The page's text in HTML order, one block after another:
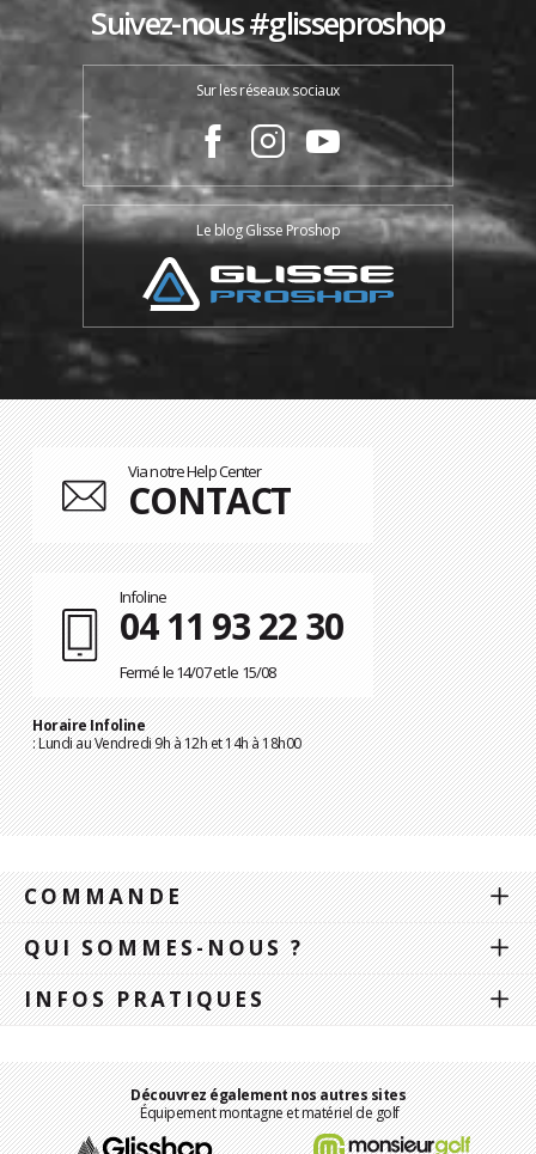
Suivez-nous #glisseproshop
Sur les réseaux sociaux
Le blog Glisse Proshop
Via notre Help Center
CONTACT
Infoline
04 11 93 22 30
Fermé le 14/07 et le 15/08
Horaire Infoline
: Lundi au Vendredi 9h à 12h et 14h à 18h00
COMMANDE
QUI SOMMES-NOUS ?
INFOS PRATIQUES
Découvrez également nos autres sites
Équipement montagne et matériel de golf